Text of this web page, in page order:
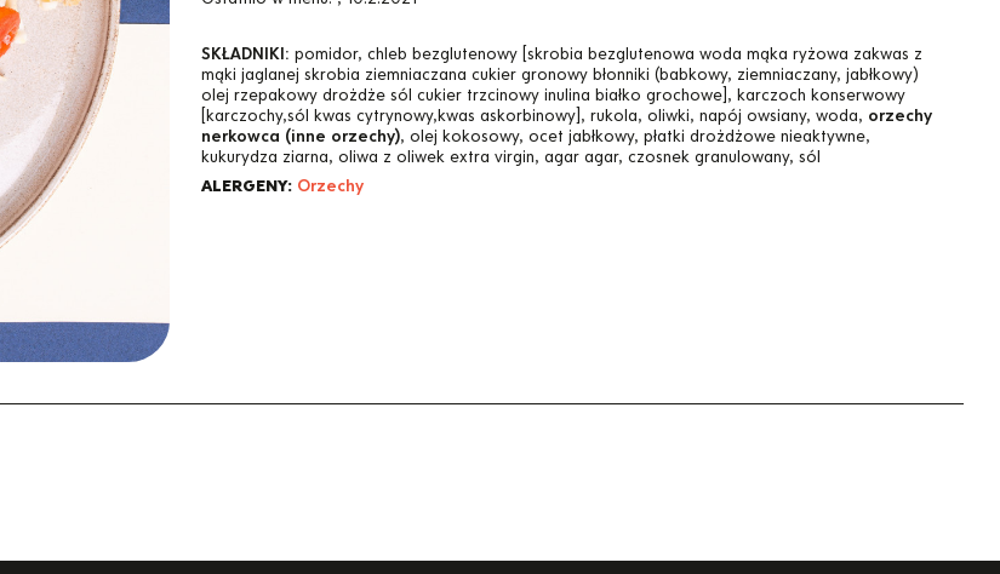
SKŁADNIKI: pomidor, chleb bezglutenowy [skrobia bezglutenowa woda mąka ryżowa zakwas z
mąki jaglanej skrobia ziemniaczana cukier gronowy błonniki (babkowy, ziemniaczany, jabłkowy)
olej rzepakowy drożdże sól cukier trzcinowy inulina białko grochowe], karczoch konserwowy
[karczochy,sól kwas cytrynowy,kwas askorbinowy], rukola, oliwki, napój owsiany, woda, orzechy
nerkowca (inne orzechy), olej kokosowy, ocet jabłkowy, płatki drożdżowe nieaktywne,
kukurydza ziarna, oliwa z oliwek extra virgin, agar agar, czosnek granulowany, sól
ALERGENY: Orzechy